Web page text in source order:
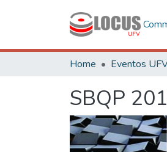
Home Eventos
SBQP